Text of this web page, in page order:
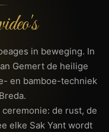
in beweging. In
Gemert de heilige
en bamboe-techniek
de rust, de
elke Sak Yant wordt